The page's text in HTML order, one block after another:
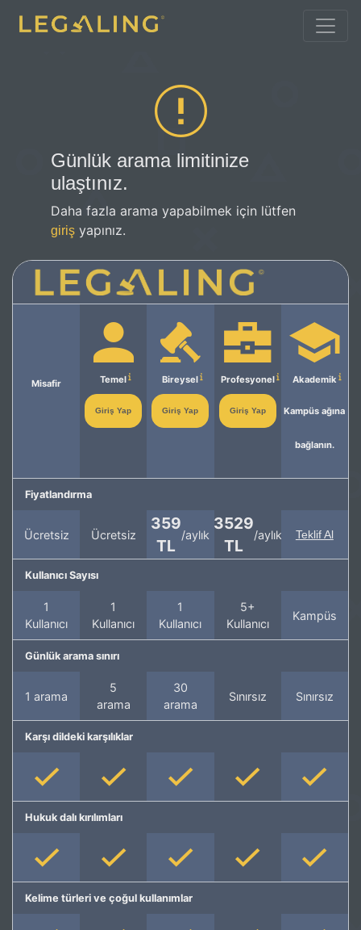
Günlük arama limitinize
ulaştınız.
Daha fazla arama yapabilmek için lütfen
giriş yapınız.
Misafir Temel
Giriş Yap
Bireysel
Giriş Yap
Profesyonel
Giriş Yap
Akademik
Kampüs ağına
bağlanın.
Fiyatlandırma
Ücretsiz Ücretsiz
359
TL
/aylık
3529
TL
/aylık Teklif Al
Kullanıcı Sayısı
1
Kullanıcı
1
Kullanıcı
1
Kullanıcı
5+
Kullanıcı
Kampüs
Günlük arama sınırı
1 arama
5
arama
30
arama
Sınırsız Sınırsız
Karşı dildeki karşılıklar
Hukuk dalı kırılımları
Kelime türleri ve çoğul kullanımlar